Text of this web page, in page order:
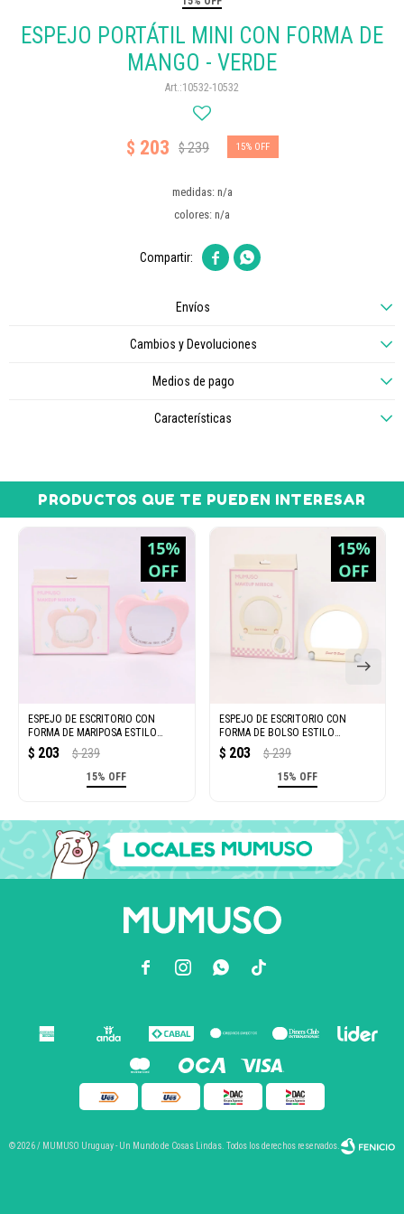
ESPEJO PORTÁTIL MINI CON FORMA DE
MANGO - VERDE
10532-10532
$ 203 $239 15
medidas: n/a
colores: n/a
 
Envíos
Cambios y Devoluciones
Medios de pago
Características
PRODUCTOS QUE TE PUEDEN INTERESAR
ESPEJO DE ESCRITORIO CON
FORMA DE MARIPOSA ESTILO
INSTAGRAM (ROSA)
$ 203 $ 239
15% OFF
ESPEJO DE ESCRITORIO CON
FORMA DE BOLSO ESTILO
INSTAGRAM (AZUL)
$ 203 $ 239
15% OFF
  
© 2026 / MUMUSO Uruguay - Un Mundo de Cosas Lindas. Todos los derechos reservados.